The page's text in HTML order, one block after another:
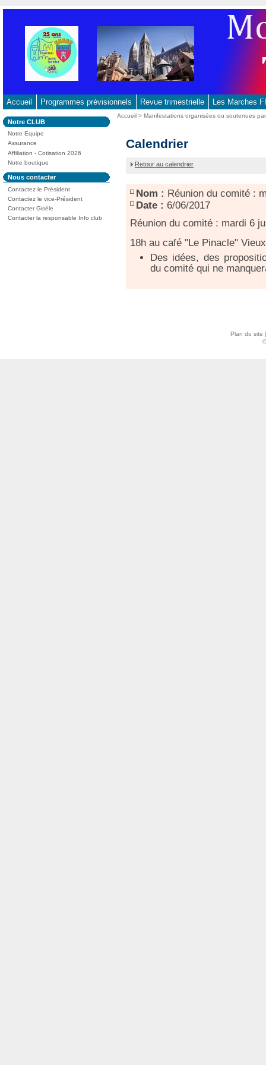
contenu
principal
-
Aller
à
la
recherche
Accueil Programmes prévisionnels Revue trimestrielle Les Marches
Dans
la
rubrique
:
Notre CLUB
Notre Equipe
Assurance
Affiliation - Cotisation 2026
Notre boutique
Dans
la
rubrique
:
Nous contacter
Contactez le Président
Contactez le vice-Président
Contacter Gisèle
Contacter la responsable Info club
Vous
Accueil >Manifestations organisées ou soutenues
Réunion
du
comité :
mardi
juin
Calendrier
Retour au calendrier
Nom : Réunion du comité :
Date : 6/06/2017
Réunion du comité : mardi 6
18h au café "Le Pinacle"
Des idées, des
du comité qui ne
Plan du site